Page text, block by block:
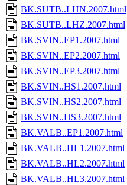
BK.SUTB..LHN.2007.html
BK.SUTB..LHZ.2007.html
BK.SVIN..EP1.2007.html
BK.SVIN..EP2.2007.html
BK.SVIN..EP3.2007.html
BK.SVIN..HS1.2007.html
BK.SVIN..HS2.2007.html
BK.SVIN..HS3.2007.html
BK.VALB..EP1.2007.html
BK.VALB..HL1.2007.html
BK.VALB..HL2.2007.html
BK.VALB..HL3.2007.html